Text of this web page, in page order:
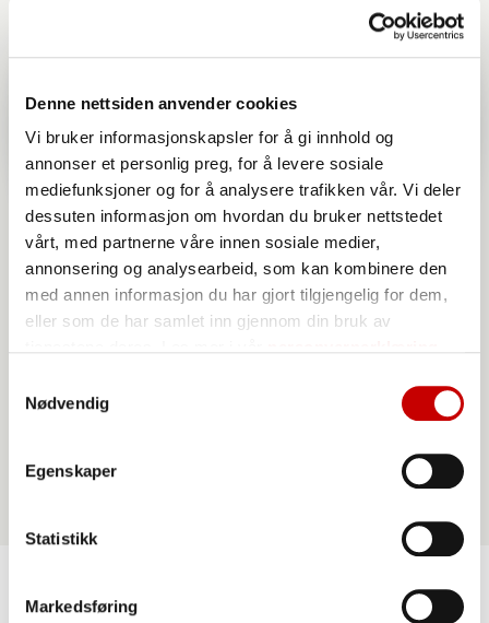
Denne nettsiden anvender cookies
Vi bruker informasjonskapsler for å gi innhold og
annonser et personlig preg, for å levere sosiale
mediefunksjoner og for å analysere trafikken vår. Vi deler
dessuten informasjon om hvordan du bruker nettstedet
vårt, med partnerne våre innen sosiale medier,
annonsering og analysearbeid, som kan kombinere den
med annen informasjon du har gjort tilgjengelig for dem,
eller som de har samlet inn gjennom din bruk av
Nødvendig
Egenskaper
Statistikk
Markedsføring